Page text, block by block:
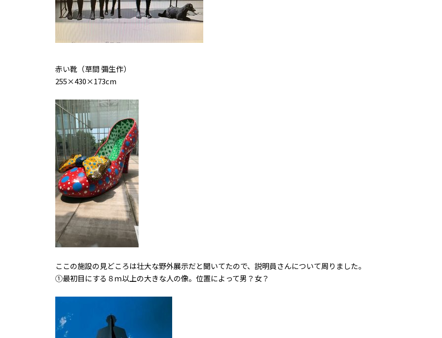
赤い靴（草間 彌生作）
255×430×173cm
ここの施設の見どころは壮大な野外展示だと聞いてたので、説明員さんについて周りました。
①最初目にする８ｍ以上の大きな人の像。位置によって男？女？